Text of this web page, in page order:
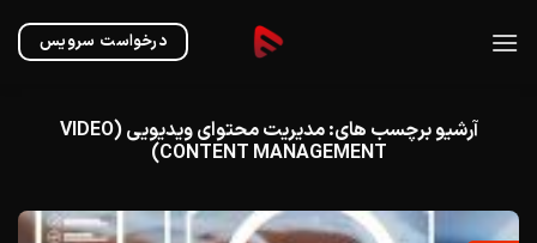
درخواست سرویس
آرشیو برچسب های: مدیریت محتوای ویدیویی (VIDEO
CONTENT MANAGEMENT)